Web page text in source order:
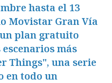
hasta el 13
Movistar Gran Vía
plan gratuito
más
Things", una serie
en todo un